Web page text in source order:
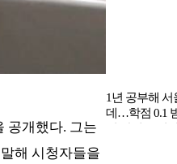
공개했다. 그는
해 시청자들을
1년 공부해 서
데…학점 0.1